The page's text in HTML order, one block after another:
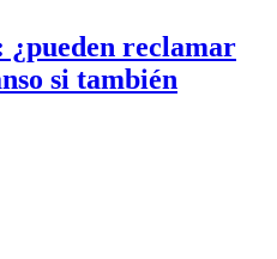
¿pueden reclamar
si también